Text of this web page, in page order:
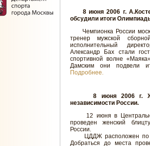
8 июня 2006 г.
обсудили итоги
Чемпионка России
тренер мужской
исполнительный
Александр Бах стали
спортивной волне
Дамским они подвели
Подробнее.
8 июня 2006 г.
независимости России.
12 июня в
проведен женский
России.
ЦДДЖ расположен по
Добраться до места